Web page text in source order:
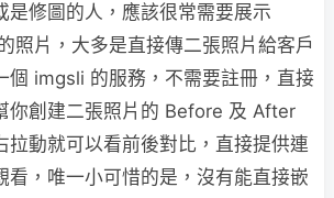
是修圖的人，應該很常需要展示
照片，大多是直接傳二張照片給客戶
個 imgsli 的服務，不需要註冊，直接
你創建二張照片的 Before 及 After
拉動就可以看前後對比，直接提供連
看，唯一小可惜的是，沒有能直接嵌